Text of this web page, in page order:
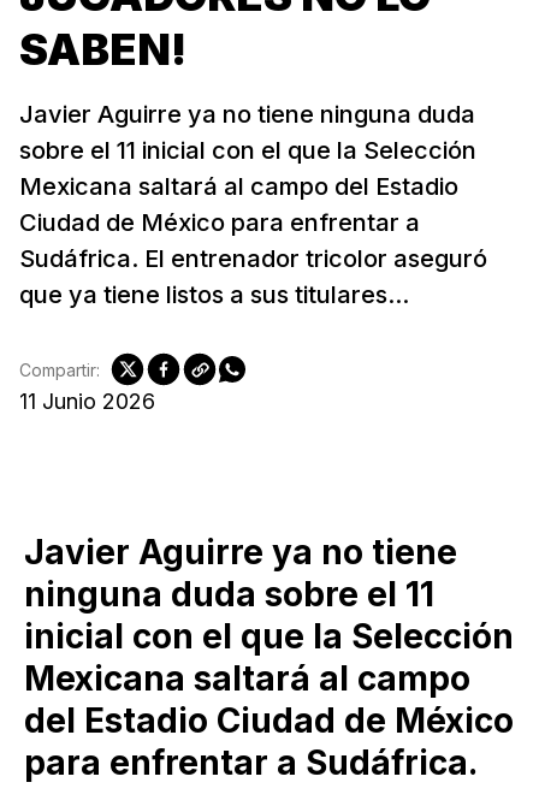
SABEN!
Javier Aguirre ya no tiene ninguna duda
sobre el 11 inicial con el que la Selección
Mexicana saltará al campo del Estadio
Ciudad de México para enfrentar a
Sudáfrica. El entrenador tricolor aseguró
que ya tiene listos a sus titulares...
11 Junio 2026
Compartir:
Javier Aguirre ya no tiene
ninguna duda sobre el 11
inicial con el que la Selección
Mexicana saltará al campo
del Estadio Ciudad de México
para enfrentar a Sudáfrica.